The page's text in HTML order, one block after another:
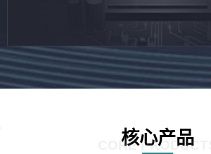
核心产品
CORE PRODUCTS